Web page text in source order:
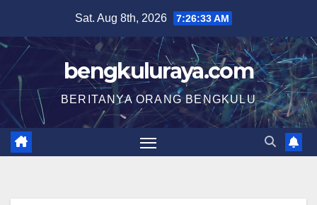
content
Sat. Aug 8th, 2026 7:26:33 AM
bengkuluraya.com
BERITANYA ORANG BENGKULU